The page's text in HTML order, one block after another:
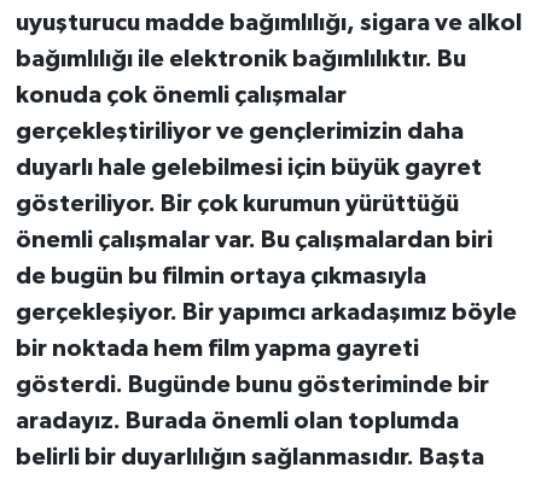
uyuşturucu madde bağımlılığı, sigara ve alkol
bağımlılığı ile elektronik bağımlılıktır. Bu
konuda çok önemli çalışmalar
gerçekleştiriliyor ve gençlerimizin daha
duyarlı hale gelebilmesi için büyük gayret
gösteriliyor. Bir çok kurumun yürüttüğü
önemli çalışmalar var. Bu çalışmalardan biri
de bugün bu filmin ortaya çıkmasıyla
gerçekleşiyor. Bir yapımcı arkadaşımız böyle
bir noktada hem film yapma gayreti
gösterdi. Bugünde bunu gösteriminde bir
aradayız. Burada önemli olan toplumda
belirli bir duyarlılığın sağlanmasıdır. Başta